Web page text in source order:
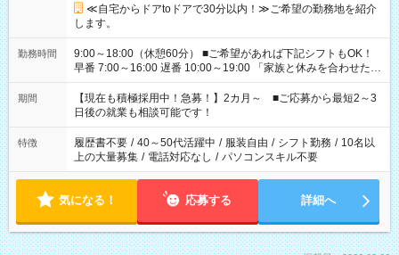
≪自宅からドアtoドアで30分以内！≫ご希望の勤務地を紹介
します。
勤務時間
9:00～18:00（休憩60分） ■ご希望があれば下記シフトもOK！
早番 7:00～16:00 遅番 10:00～19:00 「家族と休みを合わせた
い」 「余裕を持って夕飯の準備がしたい」 「できれば残業はし
たくない」 など、ご希望を教えてくださいね。 ※Wワーク希望
の方へ 今ご覧のお仕事で希望する勤務時間と、もう1つのお仕事
の勤務時間。 合計で週40時間を超える場合は応募できません。
期間
【現在も積極採用中！急募！】2カ月～ ■ご応募から最短2～3
日後の就業も相談可能です！
特徴 履歴書不要 / 40～50代活躍中 / 服装自由 / シフト勤務 / 10名以
上の大量募集 / 電話対応なし / パソコンスキル不要
気になる！ 応募する 詳細へ